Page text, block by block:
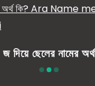
অর্থ কি? Ara Name
জ দিয়ে ছেলের নামের অর্থ